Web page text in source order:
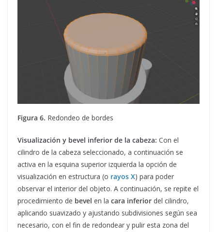
Figura 6. Redondeo de bordes
Visualización y bevel inferior de la cabeza: Con el
cilindro de la cabeza seleccionado, a continuación se
activa en la esquina superior izquierda la opción de
visualización en estructura (o rayos X) para poder
observar el interior del objeto. A continuación, se repite el
procedimiento de bevel en la cara inferior del cilindro,
aplicando suavizado y ajustando subdivisiones según sea
necesario, con el fin de redondear y pulir esta zona del